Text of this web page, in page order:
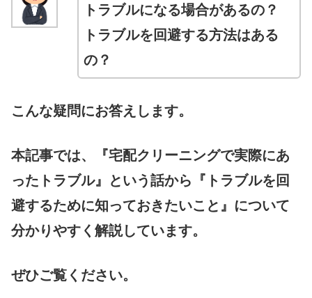
トラブルになる場合があるの？
トラブルを回避する方法はある
の？
こんな疑問にお答えします。
本記事では、『宅配クリーニングで実際にあ
ったトラブル』という話から『トラブルを回
避するために知っておきたいこと』について
分かりやすく解説しています。
ぜひご覧ください。